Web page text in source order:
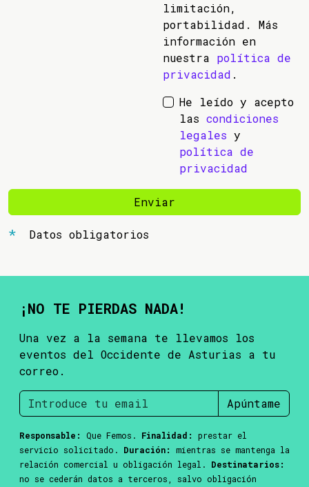
limitación,
portabilidad. Más
información en
nuestra política de
privacidad .
He leído y acepto
las condiciones
legales y
política de
privacidad
Enviar
Datos obligatorios
¡NO TE PIERDAS NADA!
Una vez a la semana te llevamos los
eventos del Occidente de Asturias a tu
correo.
Apúntame
Responsable: Que Femos. Finalidad:
prestar el
servicio solicitado. Duración:
mientras se mantenga la
relación comercial u obligación legal. Destinatarios:
no se cederán datos a terceros, salvo obligación